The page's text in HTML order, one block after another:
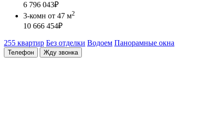
6 796 043₽
3-комн от 47 м2
10 666 454₽
255 квартир Без отделки Водоем Панорамные окна
Телефон Жду звонка